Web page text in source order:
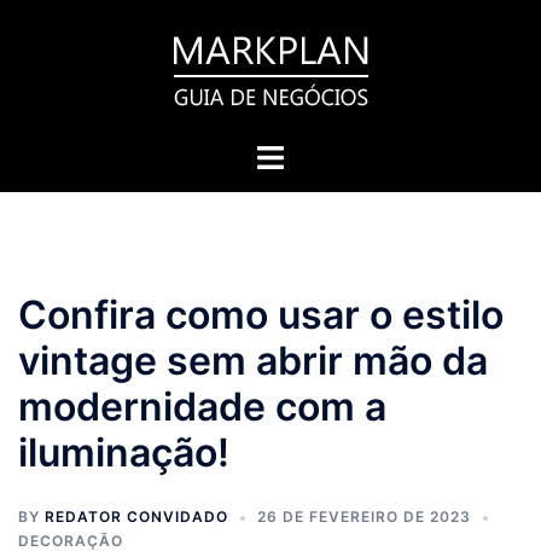
Toggle
Confira como usar o estilo
vintage sem abrir mão da
modernidade com a
iluminação!
BY REDATOR CONVIDADO
26 DE FEVEREIRO DE 2023
DECORAÇÃO